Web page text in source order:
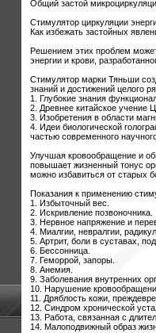
Общий застой
Стимулятор циркуляции
Как избежать застойных
Решением этих проблем
энергии и крови,
Стимулятор марки Тяньши
знаний и достижений целого
1. Глубокие знания
2. Древнее китайское учение
3. Изобретения в области
4. Идеи биологической
частью современного
Улучшая кровообращение и
повышает жизненный тонус
можно избавиться от старых
Показания к применению
1. Избыточный вес.
2. Искривление позвоночника.
3. Нервное напряжение и
4. Миалгии, невралгии,
5. Артрит, боли в суставах,
6. Бессонница.
7. Геморрой, запоры.
8. Анемия.
9. Заболевания внутренних
10. Нарушение
11. Дряблость кожи,
12. Синдром хронической
13. Работа, связанная с
14. Малоподвижный образ